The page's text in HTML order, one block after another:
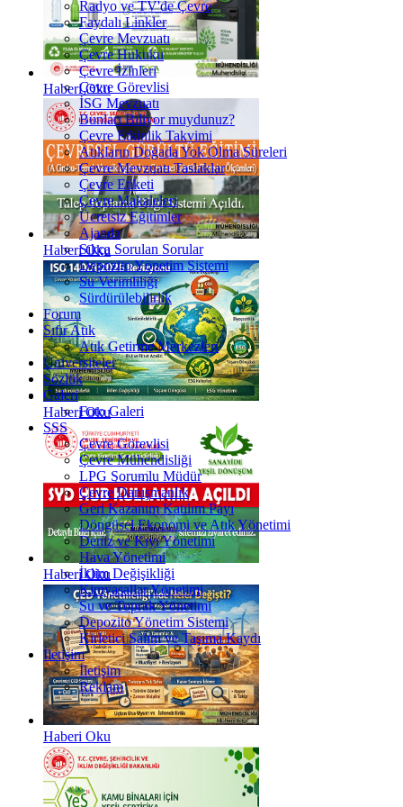
Haberi Oku
Haberi Oku
Haberi Oku
Haberi Oku
Haberi Oku
Radyo ve TV'de Çevre
Faydalı Linkler
Çevre Mevzuatı
Çevre Hukuku
Çevre İzinleri
Çevre Görevlisi
İSG Mevzuatı
Bunları Biliyor muydunuz?
Çevre Etkinlik Takvimi
Atıkların Doğada Yok Olma Süreleri
Çevre Mevzuatı Taslaklar
Çevre Etiketi
Çevre Makaleleri
Ücretsiz Eğitimler
Ajanda
Sıkça Sorulan Sorular
Depozito Yönetim Sistemi
Su Verimliliği
Sürdürülebilirlik
Forum
Sıfır Atık
Atık Getirme Merkezleri
Üniversiteler
Sözlük
Galeri
Foto Galeri
SSS
Çevre Görevlisi
Çevre Mühendisliği
LPG Sorumlu Müdür
Çevre Danışmanlık
Geri Kazanım Katılım Payı
Döngüsel Ekonomi ve Atık Yönetimi
Deniz ve Kıyı Yönetimi
Hava Yönetimi
İklim Değişikliği
Kimyasallar Yönetimi
Su ve Toprak Yönetimi
Depozito Yönetim Sistemi
Kirletici Salım ve Taşıma Kaydı
İletişim
İletişim
Reklam